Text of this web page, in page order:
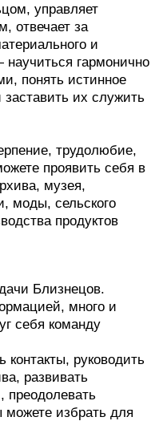
управляет
отвечает за
и
научиться гармонично
понять истинное
их служить
трудолюбие,
проявить себя в
музея,
моды, сельского
продуктов
Близнецов.
много и
себя команду
контакты, руководить
развивать
преодолевать
избрать для